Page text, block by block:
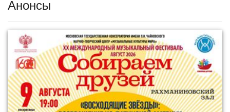
Анонсы